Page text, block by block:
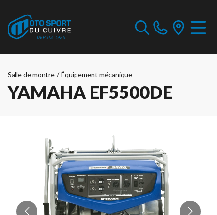
Salle de montre / Équipement mécanique
YAMAHA EF5500DE